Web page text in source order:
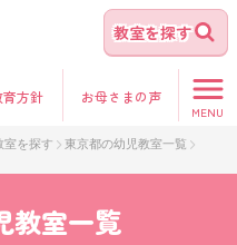
教室を探す
育方針 お母さまの声
MENU
室を探す
東京都の幼児教室一覧
教室一覧